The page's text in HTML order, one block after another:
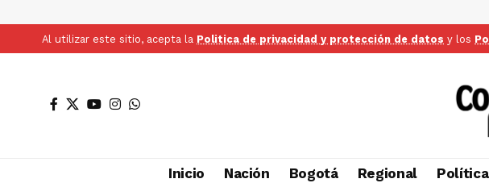
Al utilizar este sitio, acepta la Politica de privacidad y protección de datos y los
Inicio Nación Bogotá Regional Política